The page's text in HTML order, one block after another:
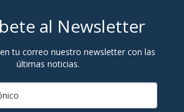
al Newsletter
tu correo nuestro newsletter con las
últimas noticias.